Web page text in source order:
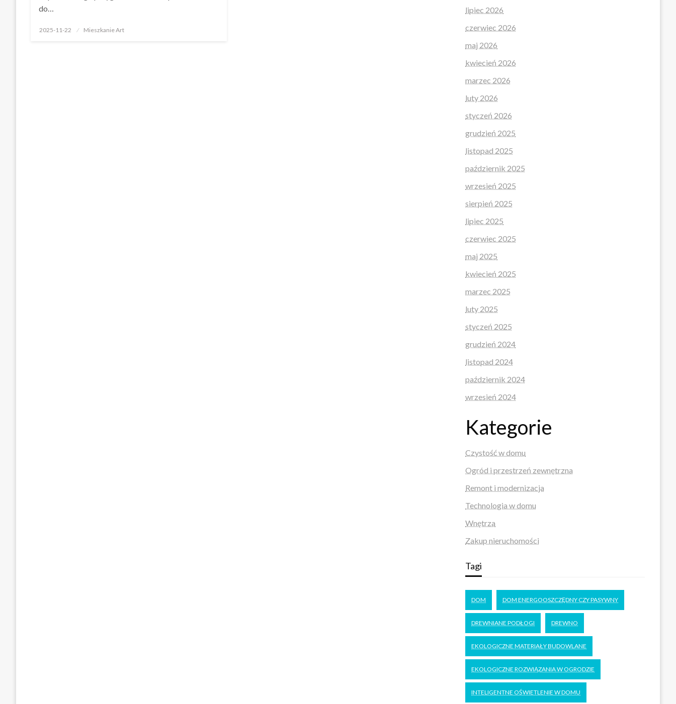
do…
Opublikowane
2025-11-22 Mieszkanie Art
lipiec 2026
czerwiec 2026
maj 2026
kwiecień 2026
marzec 2026
luty 2026
styczeń 2026
grudzień 2025
listopad 2025
październik 2025
wrzesień 2025
sierpień 2025
lipiec 2025
czerwiec 2025
maj 2025
kwiecień 2025
marzec 2025
luty 2025
styczeń 2025
grudzień 2024
listopad 2024
październik 2024
wrzesień 2024
Kategorie
Czystość w domu
Ogród i przestrzeń zewnętrzna
Remont i modernizacja
Technologia w domu
Wnętrza
Zakup nieruchomości
Tagi
DOM DOM ENERGOOSZCZĘDNY CZY PASYWNY
DREWNIANE PODŁOGI DREWNO
EKOLOGICZNE MATERIAŁY BUDOWLANE
EKOLOGICZNE ROZWIĄZANIA W OGRODZIE
INTELIGENTNE OŚWIETLENIE W DOMU